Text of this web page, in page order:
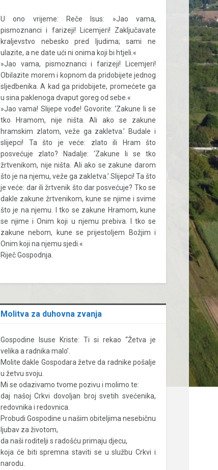
U ono vrijeme: Reče Isus: »Jao vama,
pismoznanci i farizeji! Licemjeri! Zaključavate
kraljevstvo nebesko pred ljudima; sami ne
ulazite, a ne date ući ni onima koji bi htjeli.«
»Jao vama, pismoznanci i farizeji! Licemjeri!
Obilazite morem i kopnom da pridobijete jednog
sljedbenika. A kad ga pridobijete, promećete ga
u sina paklenoga dvaput goreg od sebe.«
»Jao vama! Slijepe vođe! Govorite: ‘Zakune li se
tko Hramom, nije ništa. Ali ako se zakune
hramskim zlatom, veže ga zakletva.’ Budale i
slijepci! Ta što je veće: zlato ili Hram što
posvećuje zlato? Nadalje: ‘Zakune li se tko
žrtvenikom, nije ništa. Ali ako se zakune darom
što je na njemu, veže ga zakletva.’ Slijepci! Ta što
je veće: dar ili žrtvenik što dar posvećuje? Tko se
dakle zakune žrtvenikom, kune se njime i svime
što je na njemu. I tko se zakune Hramom, kune
se njime i Onim koji u njemu prebiva. I tko se
zakune nebom, kune se prijestoljem Božjim i
Onim koji na njemu sjedi.«
Riječ Gospodnja.
Molitva za duhovna zvanja
Gospodine Isuse Kriste: Ti si rekao “Žetva je
velika a radnika malo’.
Molite dakle Gospodara žetve da radnike pošalje
u žetvu svoju.
Mi se odazivamo tvome pozivu i molimo te:
daj našoj Crkvi dovoljan broj svetih svećenika,
redovnika i redovnica.
Probudi Gospodine u našim obiteljima nesebičnu
ljubav za životom,
da naši roditelji s radošću primaju djecu,
koja će biti spremna staviti se u službu Crkvi i
narodu.